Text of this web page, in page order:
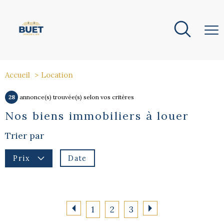
Accueil Location
28 annonce(s) trouvée(s) selon vos critères
Nos biens immobiliers à louer
Trier par
Prix Date
1 2 3